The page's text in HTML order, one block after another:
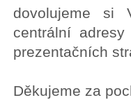
dovolujeme si
centrální
prezentačních
Děkujeme za